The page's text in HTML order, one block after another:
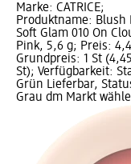
Marke: CATRICE;
Produktname: Blush
Soft Glam 010 On
Pink, 5,6 g; Preis:
Grundpreis: 1 St
St); Verfügbarkeit:
Grün Lieferbar,
Grau dm Markt